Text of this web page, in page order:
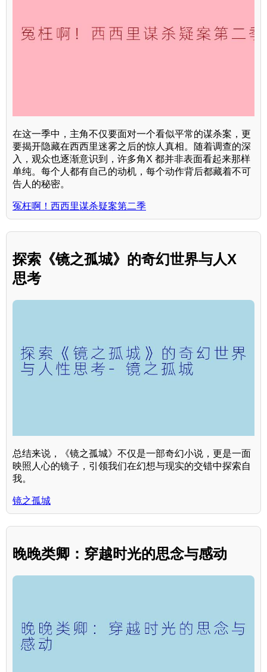
在这一季中，主角不仅要面对一个看似平常的谋杀案，更
要揭开隐藏在西西里迷雾之后的惊人真相。随着调查的深
入，观众也逐渐意识到，许多角X 都并非表面看起来那样
单纯。每个人都有自己的动机，每个动作背后都藏着不可
告人的秘密。
冤枉啊！西西里谋杀疑案第二季
探索《镜之孤城》的奇幻世界与人X
思考
总结来说，《镜之孤城》不仅是一部奇幻小说，更是一面
映照人心的镜子，引领我们在幻想与现实的交错中探索自
我。
镜之孤城
晚晚类卿：穿越时光的思念与感动